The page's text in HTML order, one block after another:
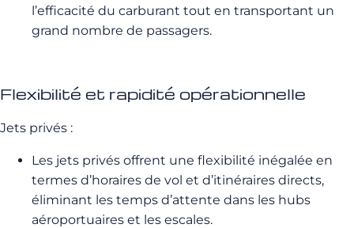
l’efficacité du carburant tout en transportant un
grand nombre de passagers.
Flexibilité et rapidité opérationnelle
Jets privés :
Les jets privés offrent une flexibilité inégalée en
termes d’horaires de vol et d’itinéraires directs,
éliminant les temps d’attente dans les hubs
aéroportuaires et les escales.